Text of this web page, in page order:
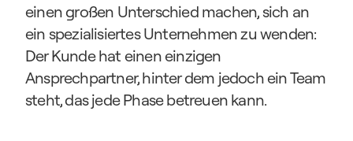
einen großen Unterschied machen, sich an
ein spezialisiertes Unternehmen zu wenden:
Der Kunde hat einen einzigen
Ansprechpartner, hinter dem jedoch ein Team
steht, das jede Phase betreuen kann.